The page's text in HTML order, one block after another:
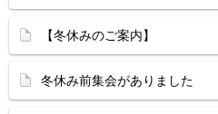
【冬休みのご案内】
冬休み前集会がありました